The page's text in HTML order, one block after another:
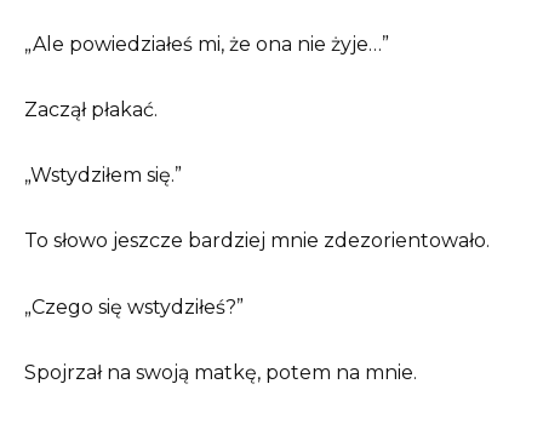
„Ale powiedziałeś mi, że ona nie żyje…”
Zaczął płakać.
„Wstydziłem się.”
To słowo jeszcze bardziej mnie zdezorientowało.
„Czego się wstydziłeś?”
Spojrzał na swoją matkę, potem na mnie.